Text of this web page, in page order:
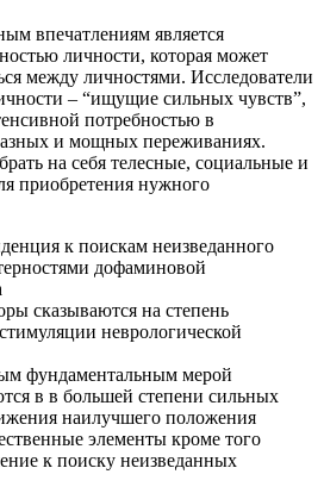
впечатлениям является
личности, которая может
между личностями. Исследователи
– “ищущие сильных чувств”,
потребностью в
и мощных переживаниях.
на себя телесные, социальные и
приобретения нужного
к поискам неизведанного
дофаминовой
сказываются на степень
неврологической
фундаментальным мерой
в в большей степени сильных
наилучшего положения
элементы кроме того
к поиску неизведанных